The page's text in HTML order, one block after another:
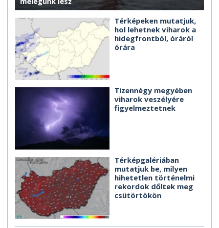
Térképeken mutatjuk,
hol lehetnek viharok a
hidegfrontból, óráról
órára
Tizennégy megyében
viharok veszélyére
figyelmeztetnek
Térképgalériában
mutatjuk be, milyen
hihetetlen történelmi
rekordok dőltek meg
csütörtökön